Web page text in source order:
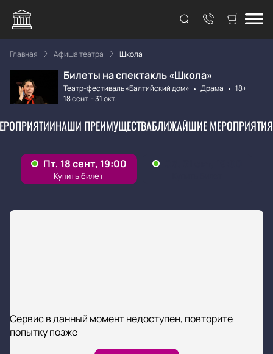
Главная Афиша театра Школа
Билеты на спектакль «Школа»
Театр-фестиваль «Балтийский дом» Драма
18+
18 сент.-31 окт.
НАШИ ПРЕИМУЩЕСТВАБЛИЖАЙШИЕ МЕРОПРИЯТИЯ
Сервис в данный момент недоступен, повторите
попытку позже